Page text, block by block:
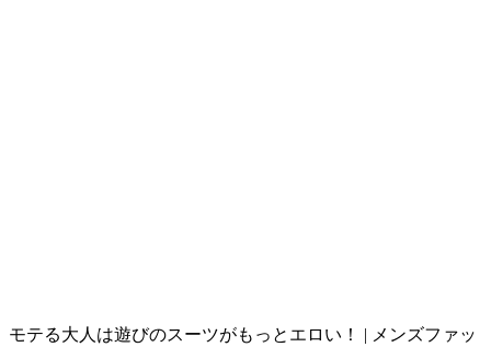
モテる大人は遊びのスーツがもっとエロい！ | メンズファッ